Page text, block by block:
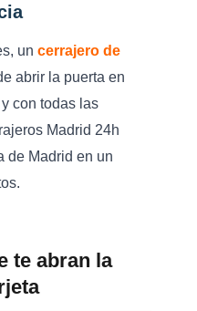
un cerrajero de
abrir la puerta en
con todas las
Madrid 24h
de Madrid en un
te abran la